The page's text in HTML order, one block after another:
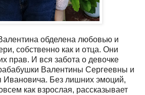
обделена любовью и
собственно как и отца. Они
прав. И вся забота о девочке
Валентины Сергеевны и
Ивановича. Без лишних эмоций,
как взрослая, рассказывает